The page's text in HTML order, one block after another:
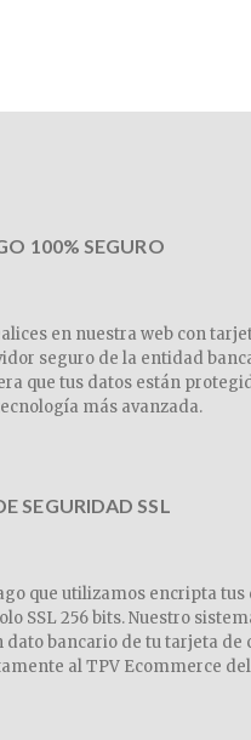
100% SEGURO
en nuestra web con
seguro de la entidad
que tus datos están
más avanzada.
SEGURIDAD SSL
que utilizamos encripta tus
SSL 256 bits. Nuestro
bancario de tu tarjeta de
al TPV Ecommerce